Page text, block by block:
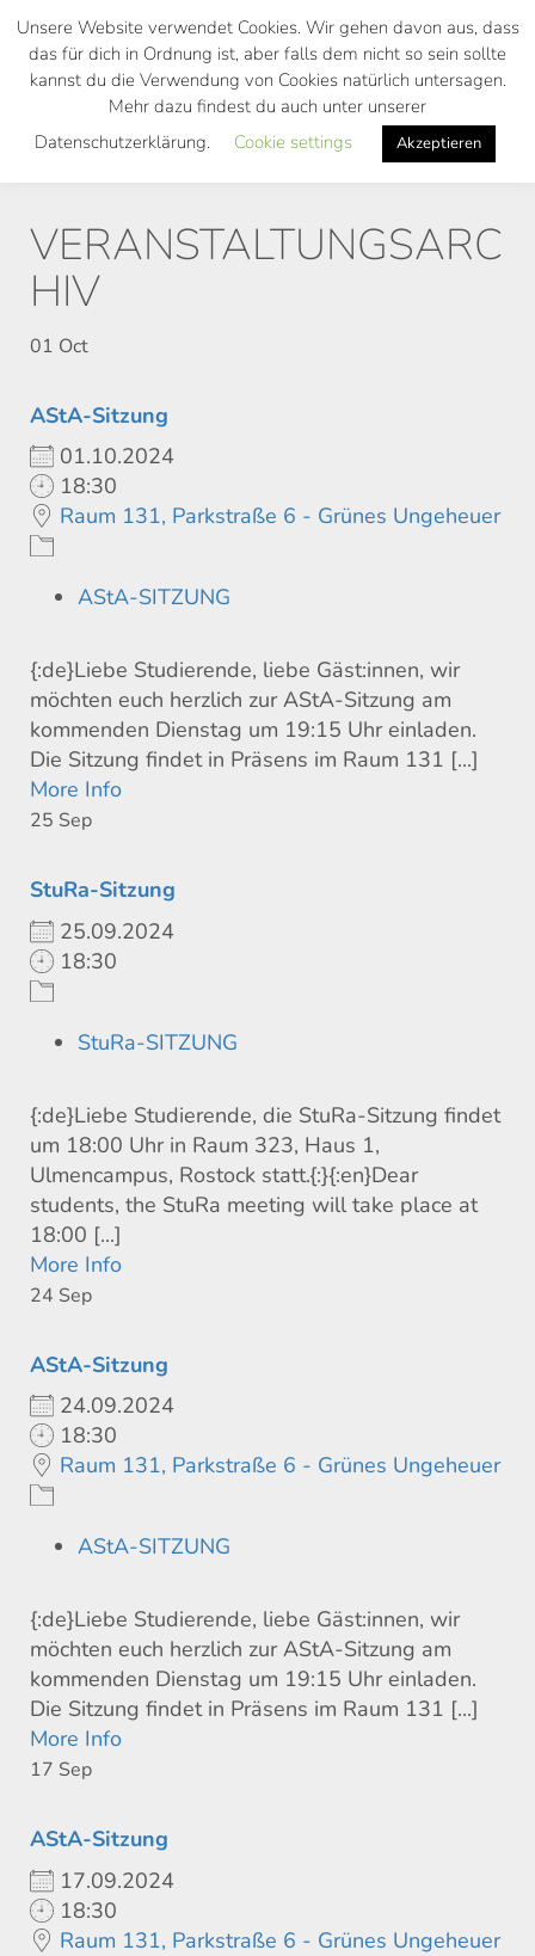
Skip
main
VERANSTALTUNGSARC
HIV
01 Oct
AStA-Sitzung
01.10.2024
18:30
Raum 131, Parkstraße 6 - Grünes Ungeheuer
AStA-SITZUNG
{:de}Liebe Studierende, liebe Gäst:innen, wir
möchten euch herzlich zur AStA-Sitzung am
kommenden Dienstag um 19:15 Uhr einladen.
Die Sitzung findet in Präsens im Raum 131 [...]
More Info
25 Sep
StuRa-Sitzung
25.09.2024
18:30
StuRa-SITZUNG
{:de}Liebe Studierende, die StuRa-Sitzung findet
um 18:00 Uhr in Raum 323, Haus 1,
Ulmencampus, Rostock statt.{:}{:en}Dear
students, the StuRa meeting will take place at
18:00 [...]
More Info
24 Sep
AStA-Sitzung
24.09.2024
18:30
Raum 131, Parkstraße 6 - Grünes Ungeheuer
AStA-SITZUNG
{:de}Liebe Studierende, liebe Gäst:innen, wir
möchten euch herzlich zur AStA-Sitzung am
kommenden Dienstag um 19:15 Uhr einladen.
Die Sitzung findet in Präsens im Raum 131 [...]
More Info
17 Sep
AStA-Sitzung
17.09.2024
18:30
Raum 131, Parkstraße 6 - Grünes Ungeheuer
Unsere Website verwendet Cookies. Wir gehen davon aus, dass
das für dich in Ordnung ist, aber falls dem nicht so sein sollte
kannst du die Verwendung von Cookies natürlich untersagen.
Mehr dazu findest du auch unter unserer
Datenschutzerklärung.
Cookie settings Akzeptieren